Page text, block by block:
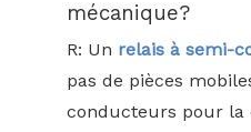
mécanique?
R: Un relais à semi-
pas de pièces
conducteurs pour la